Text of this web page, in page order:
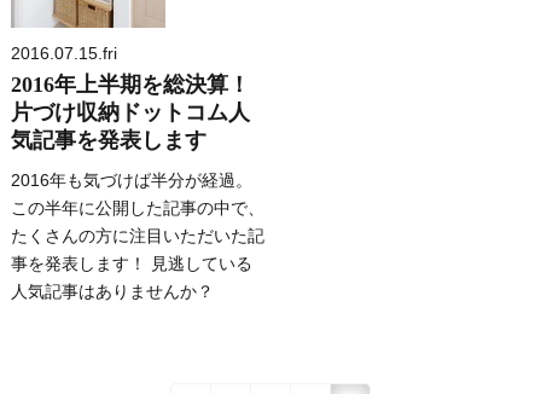
2016.07.15.fri
2016年上半期を総決算！
片づけ収納ドットコム人
気記事を発表します
2016年も気づけば半分が経過。
この半年に公開した記事の中で、
たくさんの方に注目いただいた記
事を発表します！ 見逃している
人気記事はありませんか？